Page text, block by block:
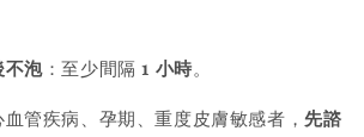
不泡：至少間隔1 小時。
血管疾病、孕期、重度皮膚敏感者，先諮